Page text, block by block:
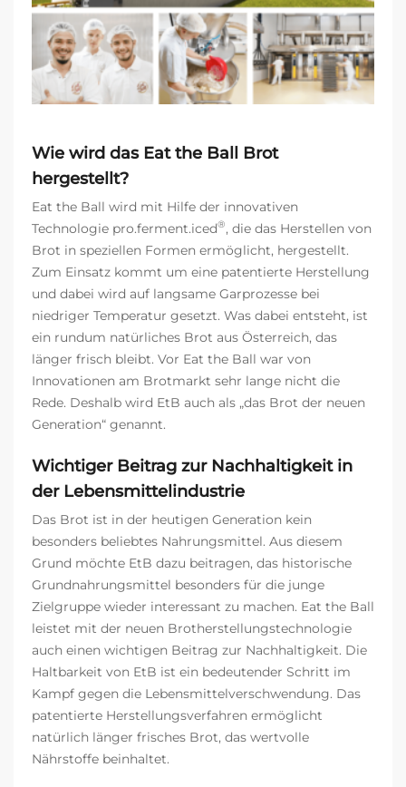
Wie wird das Eat the Ball Brot
hergestellt?
Eat the Ball wird mit Hilfe der innovativen
Technologie pro.ferment.iced®, die das Herstellen von
Brot in speziellen Formen ermöglicht, hergestellt.
Zum Einsatz kommt um eine patentierte Herstellung
und dabei wird auf langsame Garprozesse bei
niedriger Temperatur gesetzt. Was dabei entsteht, ist
ein rundum natürliches Brot aus Österreich, das
länger frisch bleibt. Vor Eat the Ball war von
Innovationen am Brotmarkt sehr lange nicht die
Rede. Deshalb wird EtB auch als „das Brot der neuen
Generation“ genannt.
Wichtiger Beitrag zur Nachhaltigkeit in
der Lebensmittelindustrie
Das Brot ist in der heutigen Generation kein
besonders beliebtes Nahrungsmittel. Aus diesem
Grund möchte EtB dazu beitragen, das historische
Grundnahrungsmittel besonders für die junge
Zielgruppe wieder interessant zu machen. Eat the Ball
leistet mit der neuen Brotherstellungstechnologie
auch einen wichtigen Beitrag zur Nachhaltigkeit. Die
Haltbarkeit von EtB ist ein bedeutender Schritt im
Kampf gegen die Lebensmittelverschwendung. Das
patentierte Herstellungsverfahren ermöglicht
natürlich länger frisches Brot, das wertvolle
Nährstoffe beinhaltet.